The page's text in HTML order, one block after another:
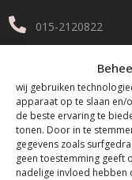
wij gebruiken
apparaat op te slaan en/
de beste ervaring te
tonen. Door in te
gegevens zoals
geen toestemming geeft
nadelige invloed hebben
015-2120822